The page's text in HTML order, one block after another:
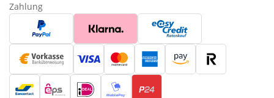
Zahlung